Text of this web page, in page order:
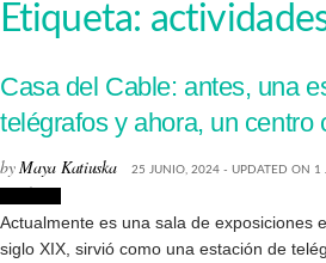
Etiqueta:
Casa del Cable: antes, una
telégrafos y ahora, un centro
byMaya Katiuska 25 JUNIO, 2024 - UPDATED ON 1
Actualmente es una sala de exposiciones
siglo XIX, sirvió como una estación de